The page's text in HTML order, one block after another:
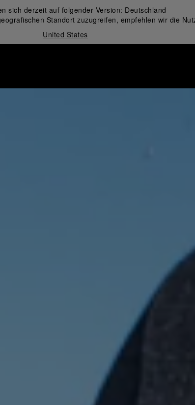
sich derzeit auf folgender Version: Deutschland
Standort zuzugreifen, empfehlen wir die
United States